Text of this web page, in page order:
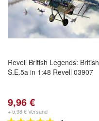
Revell British Legends: British
S.E.5a in 1:48 Revell 03907
9,96 €
+ 5,98 € Versand